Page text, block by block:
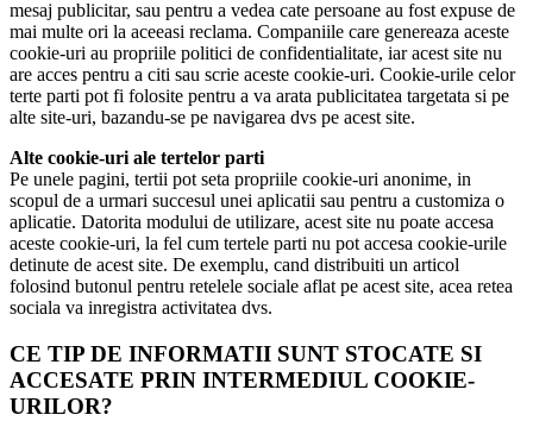
mesaj publicitar, sau pentru a vedea cate persoane au fost expuse de
mai multe ori la aceeasi reclama. Companiile care genereaza aceste
cookie-uri au propriile politici de confidentialitate, iar acest site nu
are acces pentru a citi sau scrie aceste cookie-uri. Cookie-urile celor
terte parti pot fi folosite pentru a va arata publicitatea targetata si pe
alte site-uri, bazandu-se pe navigarea dvs pe acest site.
Alte cookie-uri ale tertelor parti
Pe unele pagini, tertii pot seta propriile cookie-uri anonime, in
scopul de a urmari succesul unei aplicatii sau pentru a customiza o
aplicatie. Datorita modului de utilizare, acest site nu poate accesa
aceste cookie-uri, la fel cum tertele parti nu pot accesa cookie-urile
detinute de acest site. De exemplu, cand distribuiti un articol
folosind butonul pentru retelele sociale aflat pe acest site, acea retea
sociala va inregistra activitatea dvs.
CE TIP DE INFORMATII SUNT STOCATE SI
ACCESATE PRIN INTERMEDIUL COOKIE-
URILOR?